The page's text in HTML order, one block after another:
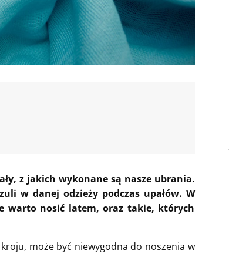
z jakich wykonane są nasze ubrania.
w danej odzieży podczas upałów. W
warto nosić latem, oraz takie, których
może być niewygodna do noszenia w